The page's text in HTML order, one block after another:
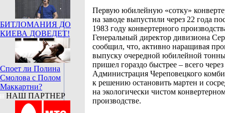
БИТЛОМАНИЯ ДО
КИЕВА ДОВЕДЕТ!
Споет ли Полина
Смолова с Полом
Маккартни?
НАШ ПАРТНЕР
Первую юбилейную «сотку»
на заводе выпустили через 22 года
1983 году конвертерного
Генеральный директор дивизиона
сообщил, что, активно наращивая
выпуску очередной юбилейной
пришел гораздо быстрее – всего через
Администрация Череповецкого
к решению остановить мартен и
на экологически чистом
производстве.